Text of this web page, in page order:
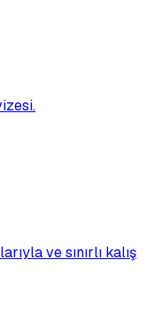
ve sınırlı kalış